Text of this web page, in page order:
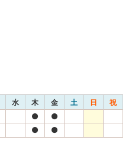
水 木 金 土 日 祝